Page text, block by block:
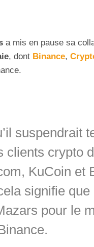
a mis en pause sa
, dont Binance,
suspendrait
clients crypto
KuCoin et
signifie
pour le